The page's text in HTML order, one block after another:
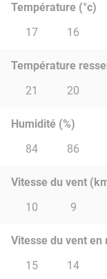
Température (°c)
17
16
Température
21
20
Humidité (%)
84
86
Vitesse du vent
10
9
Vitesse du vent
15
14